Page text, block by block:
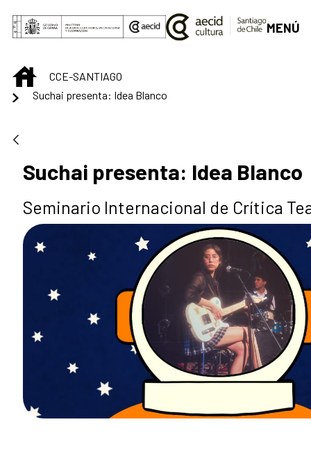
Saltar al contenido principal
MENÚ
INICIOCCE-SANTIAGO
Suchai presenta: Idea Blanco
Suchai presenta: Idea Blanco
Seminario Internacional de Crítica